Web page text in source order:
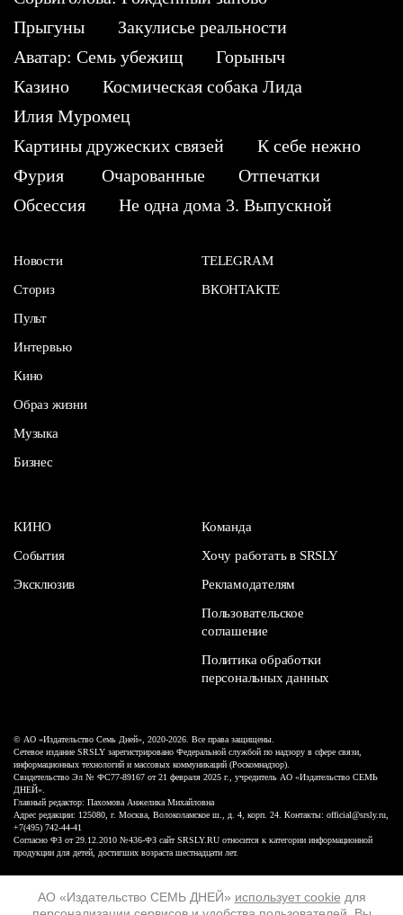
АО «Издательство СЕМЬ ДНЕЙ» использует cookie для
Прыгуны
Закулисье реальности
Аватар: Семь убежищ
Горыныч
Казино
Космическая собака Лида
Илия Муромец
Картины дружеских связей
К себе нежно
Фурия
Очарованные
Отпечатки
Обсессия
Не одна дома 3. Выпускной
Новости
Сториз
Пульт
Интервью
Кино
Образ жизни
Музыка
Бизнес
TELEGRAM
ВКОНТАКТЕ
КИНО
События
Эксклюзив
Команда
Хочу работать в SRSLY
Рекламодателям
Пользовательское
соглашение
Политика обработки
персональных данных
© АО «Издательство Семь Дней», 2020-2026. Все права защищены.
Сетевое издание SRSLY зарегистрировано Федеральной службой по надзору в сфере связи,
информационных технологий и массовых коммуникаций (Роскомнадзор).
Свидетельство Эл № ФС77-89167 от 21 февраля 2025 г., учредитель АО «Издательство СЕМЬ
ДНЕЙ».
Главный редактор: Пахомова Анжелика Михайловна
Адрес редакции: 125080, г. Москва, Волоколамское ш., д. 4, корп. 24. Контакты: official@srsly.ru,
+7(495) 742-44-41
Согласно ФЗ от 29.12.2010 №436-ФЗ сайт SRSLY.RU относится к категории информационной
продукции для детей, достигших возраста шестнадцати лет.